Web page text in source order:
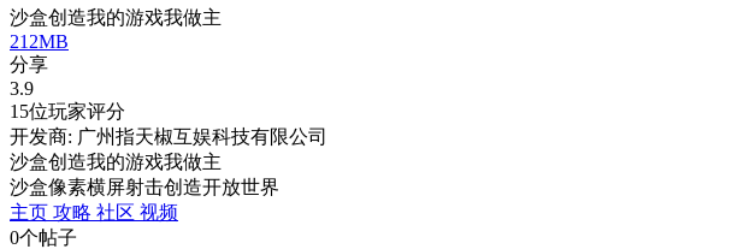
沙盒创造我的游戏我做主
212MB
分享
3.9
15位玩家评分
开发商: 广州指天椒互娱科技有限公司
沙盒创造我的游戏我做主
沙盒像素横屏射击创造开放世界
主页 攻略 社区 视频
0个帖子